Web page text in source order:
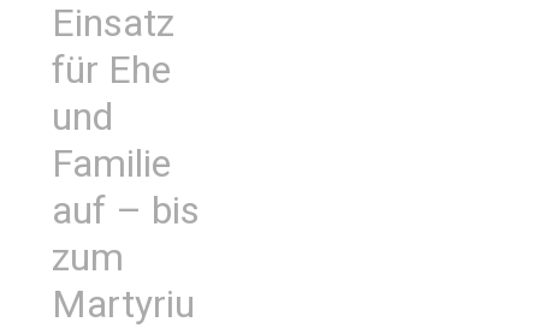
Einsatz
für Ehe
und
Familie
auf – bis
zum
Martyriu